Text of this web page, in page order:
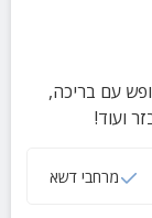
עם בריכה,
ועוד!
מרחבי דשא